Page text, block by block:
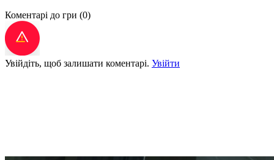
Коментарі до гри (0)
Увійдіть, щоб залишати коментарі. Увійти